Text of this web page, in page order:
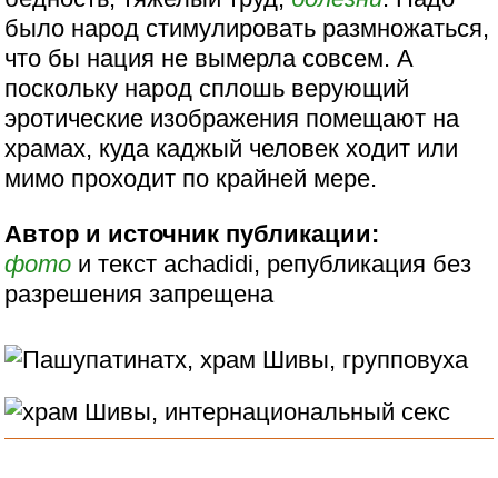
было народ стимулировать размножаться,
что бы нация не вымерла совсем. А
поскольку народ сплошь верующий
эротические изображения помещают на
храмах, куда каджый человек ходит или
мимо проходит по крайней мере.
Автор и источник публикации:
фото и текст achadidi, републикация без
разрешения запрещена